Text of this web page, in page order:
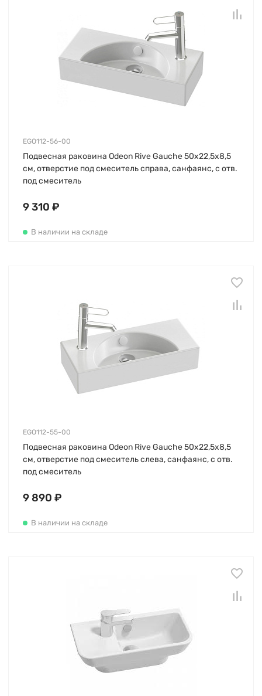
EGO112-56-00
Подвесная раковина Odeon Rive Gauche 50х22,5х8,5
см, отверстие под смеситель справа, санфаянс, с отв.
под смеситель
9 310 ₽
В наличии на складе
EGO112-55-00
Подвесная раковина Odeon Rive Gauche 50х22,5х8,5
см, отверстие под смеситель слева, санфаянс, с отв.
под смеситель
9 890 ₽
В наличии на складе